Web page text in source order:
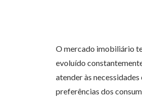
O mercado imobiliário
evoluído
atender às necessidades
preferências dos